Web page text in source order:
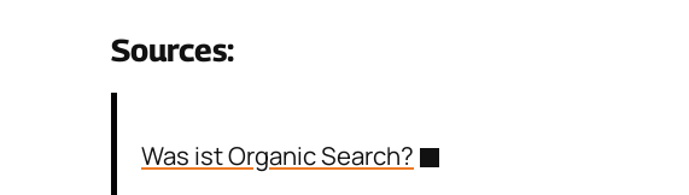
Sources:
Was ist Organic Search?